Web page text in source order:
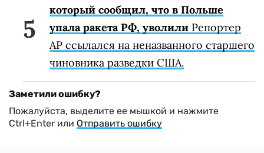
который сообщил, что в Польше
упала ракета РФ, уволили Репортер
AP ссылался на неназванного старшего
чиновника разведки США.
Заметили ошибку?
Пожалуйста, выделите ее мышкой и нажмите
Ctrl+Enter или Отправить ошибку